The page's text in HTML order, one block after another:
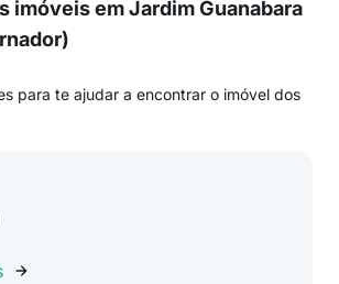
imóveis em Jardim Guanabara
para te ajudar a encontrar o imóvel dos